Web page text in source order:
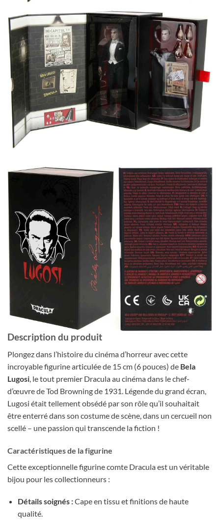
Description du produit
Plongez dans l’histoire du cinéma d’horreur avec cette
incroyable figurine articulée de 15 cm (6 pouces) de Bela
Lugosi , le tout premier Dracula au cinéma dans le chef-
d’œuvre de Tod Browning de 1931. Légende du grand écran,
Lugosi était tellement obsédé par son rôle qu’il souhaitait
être enterré dans son costume de scène, dans un cercueil non
scellé – une passion qui transcende la fiction !
Caractéristiques de la figurine
Cette exceptionnelle figurine comte Dracula est un véritable
bijou pour les collectionneurs :
Détails soignés :Cape en tissu et finitions de haute
qualité.